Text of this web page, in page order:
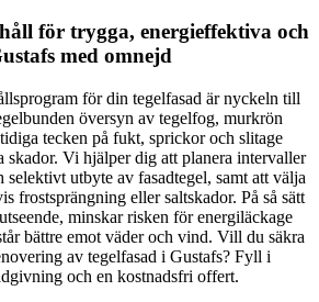
för trygga, energieffektiva och
med omnejd
för din tegelfasad är nyckeln till
översyn av tegelfog, murkrön
tecken på fukt, sprickor och slitage
skador. Vi hjälper dig att planera intervaller
utbyte av fasadtegel, samt att välja
frostsprängning eller saltskador. På så sätt
minskar risken för energiläckage
bättre emot väder och vind. Vill du säkra
av tegelfasad i Gustafs? Fyll i
och en kostnadsfri offert.